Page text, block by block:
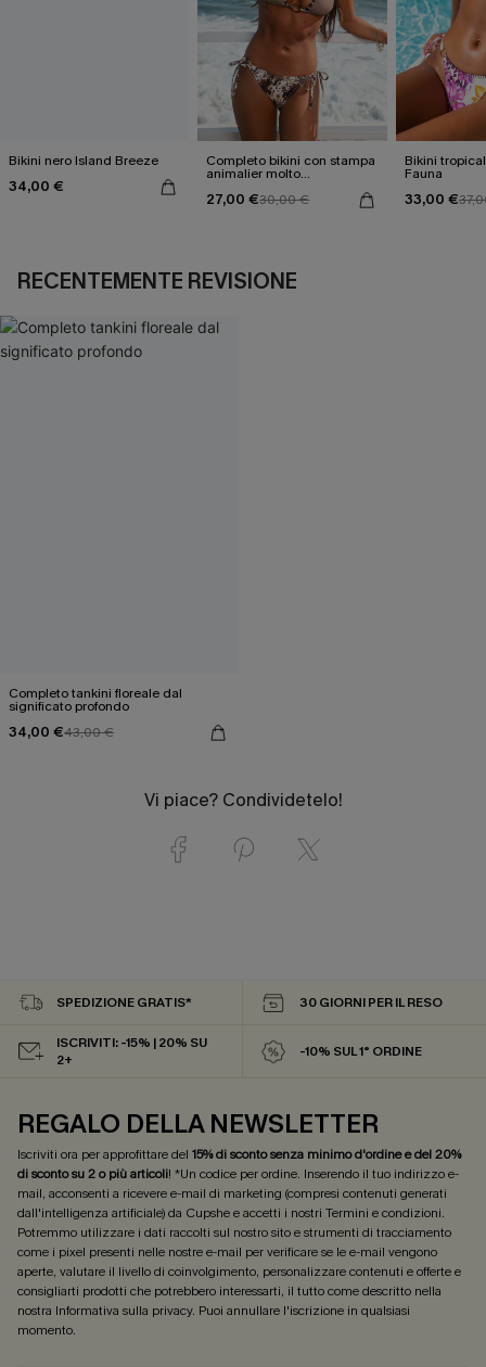
Bikini nero Island Breeze
34,00 €
Completo bikini con stampa
animalier molto
27,00 €30,00 €
Bikini
Fauna
33,00 €
RECENTEMENTE REVISIONE
Completo tankini floreale dal
significato profondo
34,00 €43,00 €
Vi piace? Condividetelo!
SPEDIZIONE GRATIS* 30 GIORNI PER IL RESO
ISCRIVITI: -15% | 20% SU
2+
-10% SUL 1° ORDINE
REGALO DELLA NEWSLETTER
Iscriviti ora per approfittare del 15% di sconto senza minimo d'ordine e del 20%
di sconto su 2 o più articoli! *Un codice per ordine. Inserendo il tuo indirizzo e-
mail, acconsenti a ricevere e-mail di marketing (compresi contenuti generati
dall'intelligenza artificiale) da Cupshe e accetti i nostri Termini e condizioni.
Potremmo utilizzare i dati raccolti sul nostro sito e strumenti di tracciamento
come i pixel presenti nelle nostre e-mail per verificare se le e-mail vengono
aperte, valutare il livello di coinvolgimento, personalizzare contenuti e offerte e
consigliarti prodotti che potrebbero interessarti, il tutto come descritto nella
nostra Informativa sulla privacy. Puoi annullare l'iscrizione in qualsiasi
momento.